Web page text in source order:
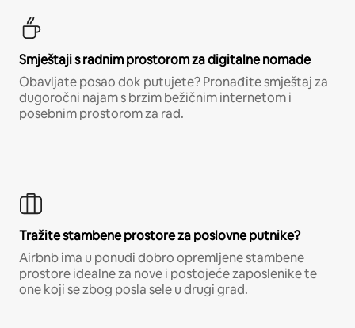
Smještaji s radnim prostorom za digitalne nomade
Obavljate posao dok putujete? Pronađite smještaj za
dugoročni najam s brzim bežičnim internetom i
posebnim prostorom za rad.
Tražite stambene prostore za poslovne putnike?
Airbnb ima u ponudi dobro opremljene stambene
prostore idealne za nove i postojeće zaposlenike te
one koji se zbog posla sele u drugi grad.